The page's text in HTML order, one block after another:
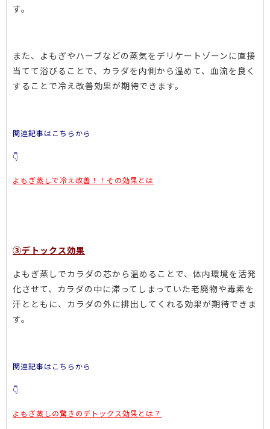
す。
また、よもぎやハーブなどの蒸気をデリケートゾーンに直接
当てて浴びることで、カラダを内側から温めて、血流を良く
することで冷え改善効果が期待できます。
関連記事はこちらから
👇
よもぎ蒸しで冷え改善！！その効果とは
③デトックス効果
よもぎ蒸しでカラダの芯から温めることで、体内環境を活発
化させて、カラダの中に滞ってしまっていた老廃物や毒素を
汗とともに、カラダの外に排出してくれる効果が期待できま
す。
関連記事はこちらから
👇
よもぎ蒸しの驚きのデトックス効果とは？